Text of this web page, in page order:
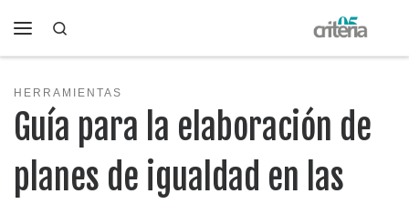
Saltar al contenido
HERRAMIENTAS
Guía para la elaboración de
planes de igualdad en las